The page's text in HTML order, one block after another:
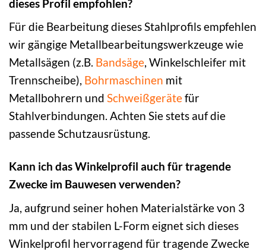
dieses Profil empfohlen?
Für die Bearbeitung dieses Stahlprofils empfehlen
wir gängige Metallbearbeitungswerkzeuge wie
Metallsägen (z.B. Bandsäge, Winkelschleifer mit
Trennscheibe), Bohrmaschinen mit
Metallbohrern und Schweißgerätefür
Stahlverbindungen. Achten Sie stets auf die
passende Schutzausrüstung.
Kann ich das Winkelprofil auch für tragende
Zwecke im Bauwesen verwenden?
Ja, aufgrund seiner hohen Materialstärke von 3
mm und der stabilen L-Form eignet sich dieses
Winkelprofil hervorragend für tragende Zwecke